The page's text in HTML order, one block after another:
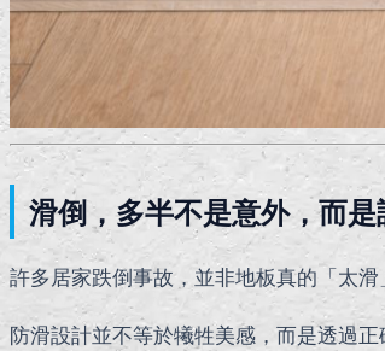
滑倒，多半不是意外，而
許多居家跌倒事故，並非地板真的「太
防滑設計並不等於犧牲美感，而是透過